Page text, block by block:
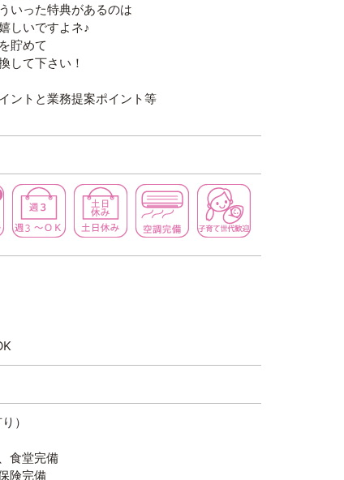
いった特典があるのは
しいですよネ♪
貯めて
して下さい！
ントと業務提案ポイント等
歓迎交通費支給週３～ＯＫ土日休み 空調完備
）
食堂完備
険完備